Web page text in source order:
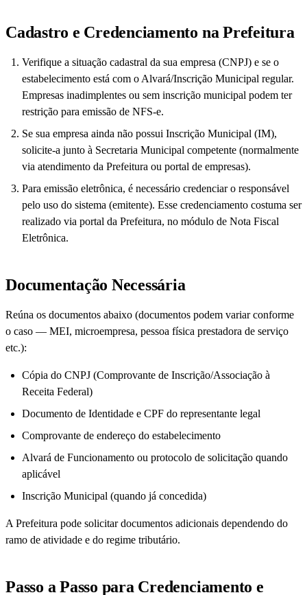
Cadastro e Credenciamento na Prefeitura
Verifique a situação cadastral da sua empresa (CNPJ) e se o
estabelecimento está com o Alvará/Inscrição Municipal regular.
Empresas inadimplentes ou sem inscrição municipal podem ter
restrição para emissão de NFS-e.
Se sua empresa ainda não possui Inscrição Municipal (IM),
solicite-a junto à Secretaria Municipal competente (normalmente
via atendimento da Prefeitura ou portal de empresas).
Para emissão eletrônica, é necessário credenciar o responsável
pelo uso do sistema (emitente). Esse credenciamento costuma ser
realizado via portal da Prefeitura, no módulo de Nota Fiscal
Eletrônica.
Documentação Necessária
Reúna os documentos abaixo (documentos podem variar conforme
o caso — MEI, microempresa, pessoa física prestadora de serviço
etc.):
Cópia do CNPJ (Comprovante de Inscrição/Associação à
Receita Federal)
Documento de Identidade e CPF do representante legal
Comprovante de endereço do estabelecimento
Alvará de Funcionamento ou protocolo de solicitação quando
aplicável
Inscrição Municipal (quando já concedida)
A Prefeitura pode solicitar documentos adicionais dependendo do
ramo de atividade e do regime tributário.
Passo a Passo para Credenciamento e